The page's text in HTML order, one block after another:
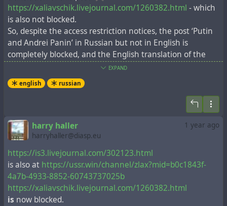
https://xaliavschik.livejournal.com/1260382.html - which
is also not blocked.
So, despite the access restriction notices, the post ‘Putin
and Andrei Panin’ in Russian but not in English is
completely blocked, and the English translation of the
post ‘Pashinyan photographed and posted Putin's
“signature”’ is completely blocked, but not its Russian
original. If we assume that this act of blocking is
motivated by deliberate censorship, in order to hide
certain information from a certain audience, it is difficult
to understand the motives behind such selectivity.
Therefore, it is more logical to assume that this is some
minor bureaucratic misunderstanding, about which i
decided to write this post.
EXPAND
english russian
1 year ago
harry haller
harryhaller@diasp.eu
https://is3.livejournal.com/302123.html
is also at https://ussr.win/channel/zlax?mid=b0c1843f-
4a7b-4933-8852-60743737025b
https://xaliavschik.livejournal.com/1260382.html
is now blocked.